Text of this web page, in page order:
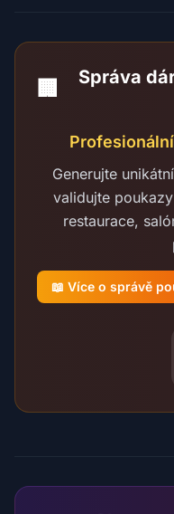
🏢
Správa
Generujte
validujte
restaurace,
📖 Více o správě